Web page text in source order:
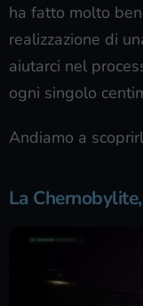
ha fatto molto
realizzazione di
aiutarci nel
ogni singolo
Andiamo a
La